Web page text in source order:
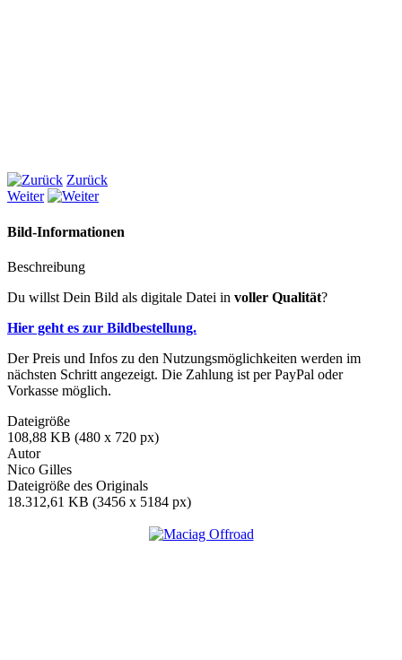
Zurück
Weiter
Bild-Informationen
Beschreibung
Du willst Dein Bild als digitale Datei in voller Qualität?
Hier geht es zur Bildbestellung.
Der Preis und Infos zu den Nutzungsmöglichkeiten werden im
nächsten Schritt angezeigt. Die Zahlung ist per PayPal oder
Vorkasse möglich.
Dateigröße
108,88 KB (480 x 720 px)
Autor
Nico Gilles
Dateigröße des Originals
18.312,61 KB (3456 x 5184 px)